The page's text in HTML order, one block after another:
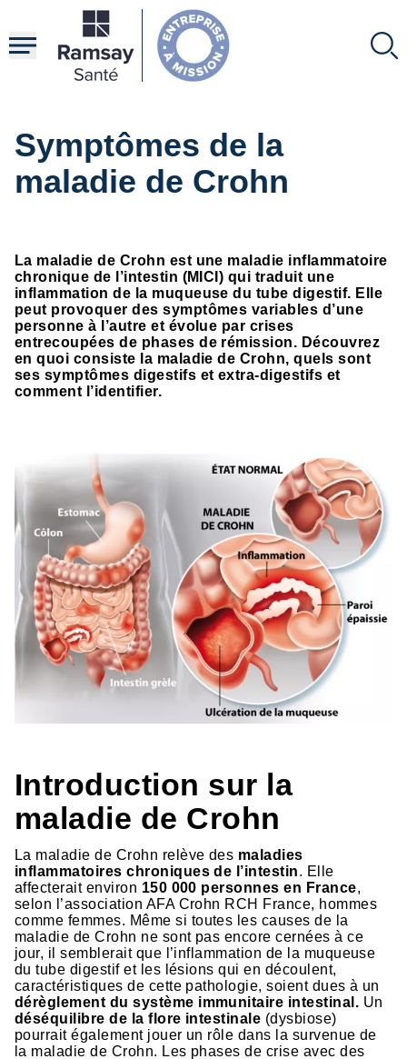
contenu
principal
Symptômes de la
maladie de Crohn
La maladie de Crohn est une maladie inflammatoire
chronique de l’intestin (MICI) qui traduit une
inflammation de la muqueuse du tube digestif. Elle
peut provoquer des symptômes variables d’une
personne à l’autre et évolue par crises
entrecoupées de phases de rémission. Découvrez
en quoi consiste la maladie de Crohn, quels sont
ses symptômes digestifs et extra-digestifs et
comment l’identifier.
Introduction sur la
maladie de Crohn
La maladie de Crohn relève des maladies
inflammatoires chroniques de l’intestin. Elle
affecterait environ 150 000 personnes en France,
selon l’association AFA Crohn RCH France, hommes
comme femmes. Même si toutes les causes de la
maladie de Crohn ne sont pas encore cernées à ce
jour, il semblerait que l’inflammation de la muqueuse
du tube digestif et les lésions qui en découlent,
caractéristiques de cette pathologie, soient dues à un
dérèglement du système immunitaire intestinal. Un
déséquilibre de la flore intestinale (dysbiose)
pourrait également jouer un rôle dans la survenue de
la maladie de Crohn. Les phases de crise avec des